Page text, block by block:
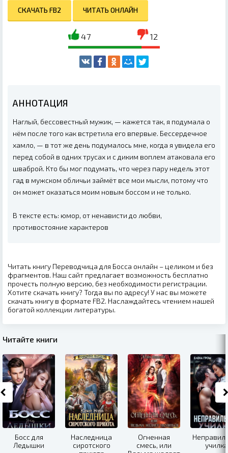
СКАЧАТЬ FB2 ЧИТАТЬ ОНЛАЙН
47 12
АННОТАЦИЯ
Наглый, бессовестный мужик, — кажется так, я подумала о
нём после того как встретила его впервые. Бессердечное
хамло, — в тот же день подумалось мне, когда я увидела его
перед собой в одних трусах и с диким воплем атаковала его
шваброй. Кто бы мог подумать, что через пару недель этот
гад в мужском обличьи займёт все мои мысли, потому что
он может оказаться моим новым боссом и не только.
В тексте есть: юмор, от ненависти до любви,
противостояние характеров
Читать книгу Переводчица для Босса онлайн – целиком и без
фрагментов. Наш сайт предлагает возможность бесплатно
прочесть полную версию, без необходимости регистрации.
Хотите скачать книгу? Тогда вы по адресу! У нас вы можете
скачать книгу в формате FB2. Наслаждайтесь чтением нашей
богатой коллекции литературы.
Читайте книги
Босс для
Ледышки
Наследница
сиротского
Огненная
смесь, или
училка